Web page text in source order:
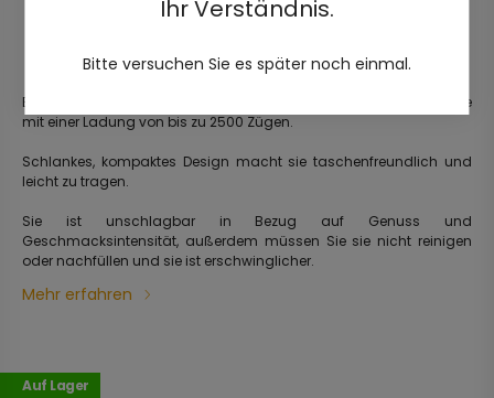
Ihr Verständnis.
Bitte versuchen Sie es später noch einmal.
Elegante, gebrauchsfertige, vorgefüllte elektrische Einweg-Zigarette
mit einer Ladung von bis zu 2500 Zügen.
Schlankes, kompaktes Design macht sie taschenfreundlich und
leicht zu tragen.
Sie ist unschlagbar in Bezug auf Genuss und
Geschmacksintensität, außerdem müssen Sie sie nicht reinigen
oder nachfüllen und sie ist erschwinglicher.
Mehr erfahren
Auf Lager